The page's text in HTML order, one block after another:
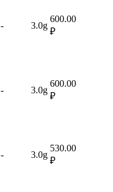
- 3.0g
600.00
₽
- 3.0g
600.00
₽
- 3.0g
530.00
₽